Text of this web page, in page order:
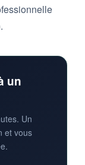
un
Un
et vous